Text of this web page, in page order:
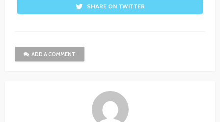
SHARE ON TWITTER
ADD A COMMENT